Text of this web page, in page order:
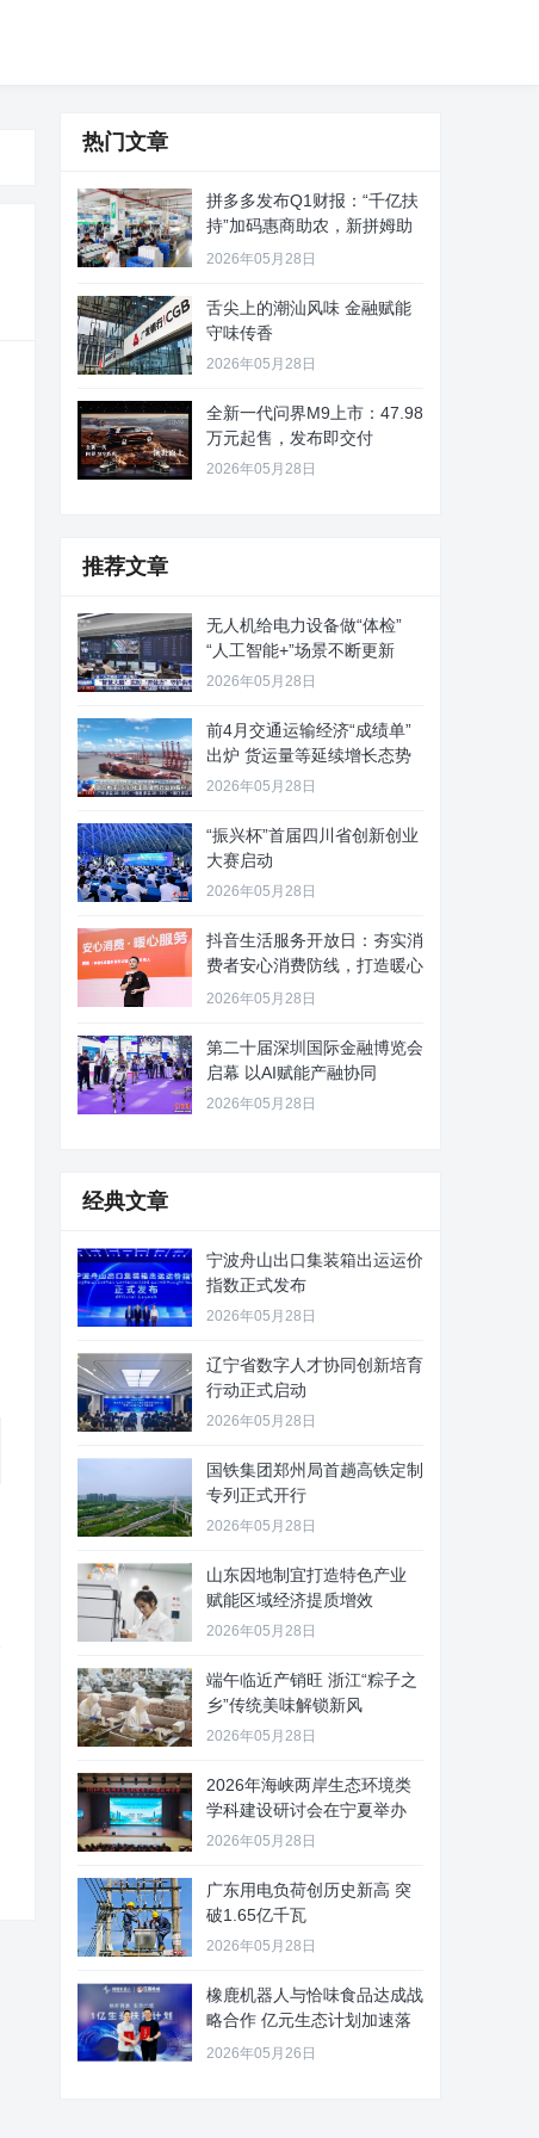
热门文章
拼多多发布Q1财报：“千亿扶
持”加码惠商助农，新拼姆助
力
2026年05月28日
舌尖上的潮汕风味 金融赋能
守味传香
2026年05月28日
全新一代问界M9上市：47.98
万元起售，发布即交付
2026年05月28日
推荐文章
无人机给电力设备做“体检”
“人工智能+”场景不断更新
2026年05月28日
前4月交通运输经济“成绩单”
出炉 货运量等延续增长态势
2026年05月28日
“振兴杯”首届四川省创新创业
大赛启动
2026年05月28日
抖音生活服务开放日：夯实消
费者安心消费防线，打造暖心
服务
2026年05月28日
第二十届深圳国际金融博览会
启幕 以AI赋能产融协同
2026年05月28日
经典文章
宁波舟山出口集装箱出运运价
指数正式发布
2026年05月28日
辽宁省数字人才协同创新培育
行动正式启动
2026年05月28日
国铁集团郑州局首趟高铁定制
专列正式开行
2026年05月28日
山东因地制宜打造特色产业
赋能区域经济提质增效
2026年05月28日
端午临近产销旺 浙江“粽子之
乡”传统美味解锁新风
2026年05月28日
2026年海峡两岸生态环境类
学科建设研讨会在宁夏举办
2026年05月28日
广东用电负荷创历史新高 突
破1.65亿千瓦
2026年05月28日
橡鹿机器人与恰味食品达成战
略合作 亿元生态计划加速落
地
2026年05月26日